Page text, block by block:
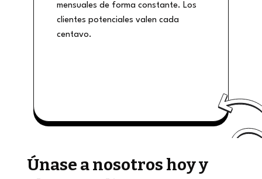
mensuales de forma constante. Los
clientes potenciales valen cada
centavo.
Únase a nosotros hoy y